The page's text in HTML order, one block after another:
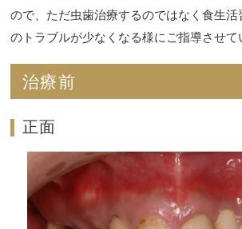
ので、ただ虫歯治療するのではなく食生
のトラブルが少なくなる様にご指導させて
治療前
正面